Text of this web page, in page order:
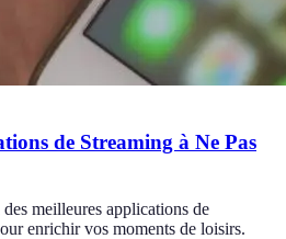
de Streaming à Ne Pas
meilleures applications de
enrichir vos moments de loisirs.